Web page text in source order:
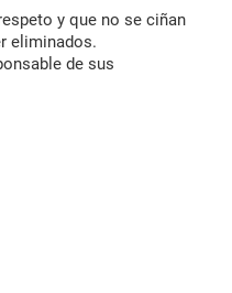
y que no se ciñan
eliminados.
de sus